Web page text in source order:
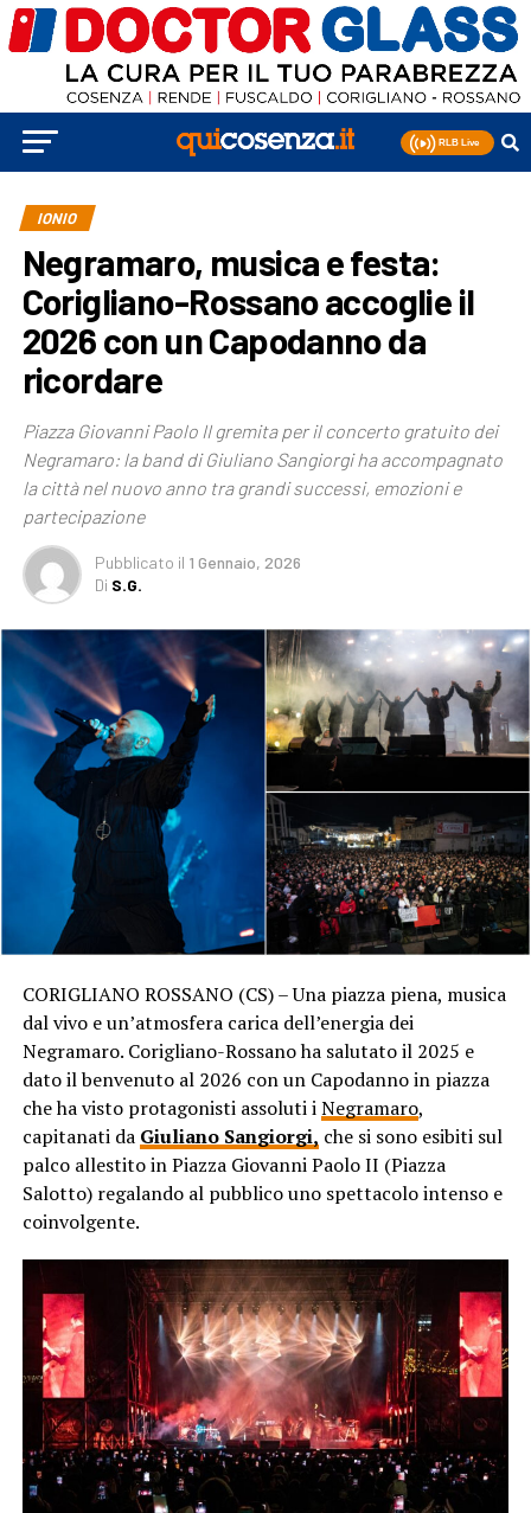
IONIO
Negramaro, musica e festa:
Corigliano-Rossano accoglie il
2026 con un Capodanno da
ricordare
Piazza Giovanni Paolo II gremita per il concerto gratuito dei
Negramaro: la band di Giuliano Sangiorgi ha accompagnato
la città nel nuovo anno tra grandi successi, emozioni e
partecipazione
Pubblicato il 1 Gennaio, 2026
Di S.G.
CORIGLIANO ROSSANO (CS) – Una piazza piena, musica
dal vivo e un’atmosfera carica dell’energia dei
Negramaro. Corigliano-Rossano ha salutato il 2025 e
dato il benvenuto al 2026 con un Capodanno in piazza
che ha visto protagonisti assoluti iNegramaro,
capitanati da Giuliano Sangiorgi, che si sono esibiti sul
palco allestito in Piazza Giovanni Paolo II (Piazza
Salotto) regalando al pubblico uno spettacolo intenso e
coinvolgente.